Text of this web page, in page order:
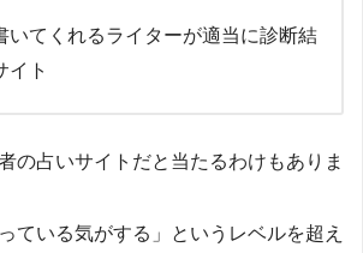
いてくれるライターが適当に診断結
イト
の占いサイトだと当たるわけもありま
ている気がする」というレベルを超え